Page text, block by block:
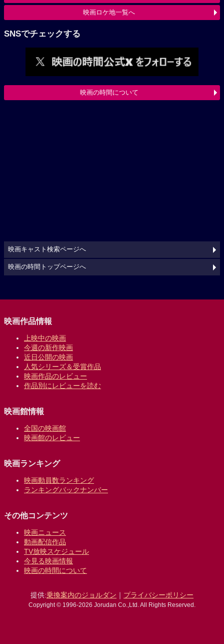
映画ロケ地一覧へ
SNSでチェックする
映画の時間について
映画キャスト検索ページへ
映画の時間トップページへ
映画作品情報
上映中の映画
今週の新作映画
近日公開の映画
人気シリーズ＆受賞作品
映画作品のレビュー
作品別にレビューを読む
映画館情報
全国の映画館
映画館のレビュー
映画ランキング
映画動員数ランキング
ランキングバックナンバー
その他コンテンツ
映画ニュース
動画配信作品
TV放映スケジュール
今見る映画情報
映画の時間について
提供:乗換案内のジョルダン ｜ プライバシーポリシー
Copyright © 1996-2026 Jorudan Co.,Ltd. All Rights Reserved.